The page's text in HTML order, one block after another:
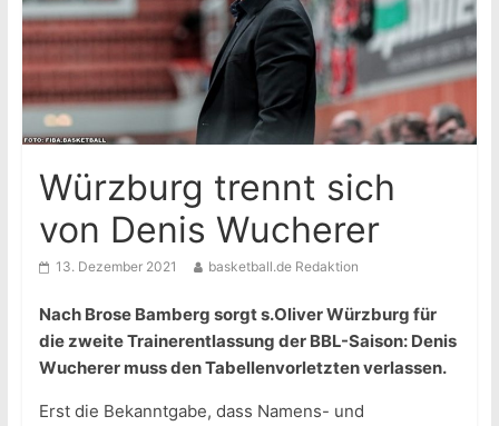
Würzburg trennt sich
von Denis Wucherer
13. Dezember 2021 basketball.de Redaktion
Nach Brose Bamberg sorgt s.Oliver Würzburg für
die zweite Trainerentlassung der BBL-Saison: Denis
Wucherer muss den Tabellenvorletzten verlassen.
Erst die Bekanntgabe, dass Namens- und